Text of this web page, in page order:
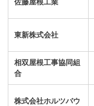
佐藤屋根工業
東新株式会社
相双屋根工事協同組
合
株式会社ホルツバウ